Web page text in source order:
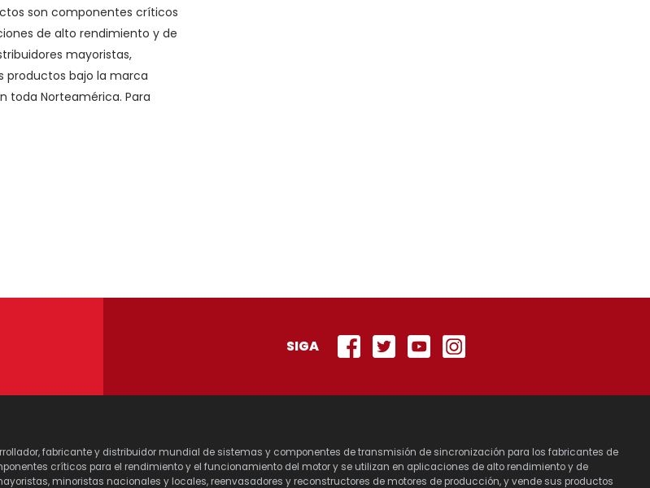
son componentes críticos
de alto rendimiento y de
mayoristas,
productos bajo la marca
toda Norteamérica. Para
SIGA
fabricante y distribuidor mundial de sistemas y componentes de transmisión de sincronización para los fabricantes de
críticos para el rendimiento y el funcionamiento del motor y se utilizan en aplicaciones de alto rendimiento y de
minoristas nacionales y locales, reenvasadores y reconstructores de motores de producción, y vende sus productos